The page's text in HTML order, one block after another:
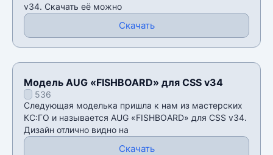
v34. Скачать её можно
Скачать
Модель AUG «FISHBOARD» для CSS v34
536
Следующая моделька пришла к нам из мастерских
КС:ГО и называется AUG «FISHBOARD» для CSS v34.
Дизайн отлично видно на
Скачать